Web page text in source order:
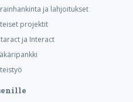
ja lahjoitukset
projektit
ja Interact